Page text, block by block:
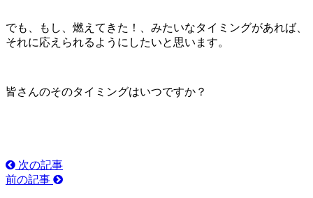
でも、もし、燃えてきた！、みたいなタイミングがあれば、
それに応えられるようにしたいと思います。
皆さんのそのタイミングはいつですか？
次の記事
前の記事